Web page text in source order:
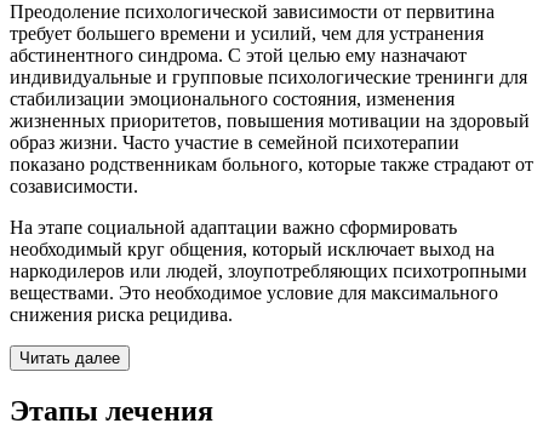
Преодоление психологической зависимости от первитина
требует большего времени и усилий, чем для устранения
абстинентного синдрома. С этой целью ему назначают
индивидуальные и групповые психологические тренинги для
стабилизации эмоционального состояния, изменения
жизненных приоритетов, повышения мотивации на здоровый
образ жизни. Часто участие в семейной психотерапии
показано родственникам больного, которые также страдают от
созависимости.
На этапе социальной адаптации важно сформировать
необходимый круг общения, который исключает выход на
наркодилеров или людей, злоупотребляющих психотропными
веществами. Это необходимое условие для максимального
снижения риска рецидива.
Читать далее
Этапы лечения